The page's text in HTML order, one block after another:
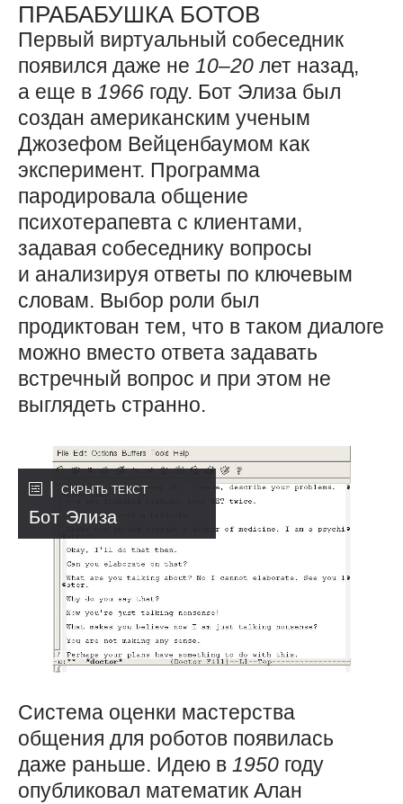
ПРАБАБУШКА БОТОВ
Первый виртуальный собеседник
появился даже не 10–20 лет назад,
а еще в 1966 году. Бот Элиза был
создан американским ученым
Джозефом Вейценбаумом как
эксперимент. Программа
пародировала общение
психотерапевта с клиентами,
задавая собеседнику вопросы
и анализируя ответы по ключевым
словам. Выбор роли был
продиктован тем, что в таком диалоге
можно вместо ответа задавать
встречный вопрос и при этом не
выглядеть странно.
СКРЫТЬ ТЕКСТ
Бот Элиза
Система оценки мастерства
общения для роботов появилась
даже раньше. Идею в 1950 году
опубликовал математик Алан